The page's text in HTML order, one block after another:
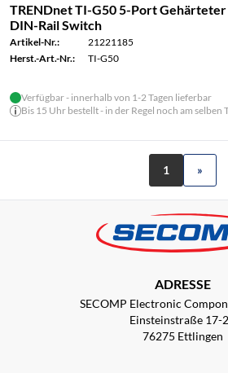
TRENDnet TI-G50 5-Port
DIN-Rail Switch
Artikel-Nr.:
21221185
Herst.-Art.-Nr.:
TI-G50
Verfügbar - innerhalb von 1-2 Tagen lieferbar
Bis 15 Uhr bestellt - in der Regel noch am selben
1 »
ADRESSE
SECOMP Electronic
Einsteinstraße 17-
76275 Ettlingen